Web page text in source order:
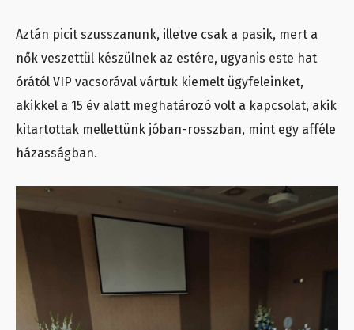
Aztán picit szusszanunk, illetve csak a pasik, mert a
nők veszettül készülnek az estére, ugyanis este hat
órától VIP vacsorával vártuk kiemelt ügyfeleinket,
akikkel a 15 év alatt meghatározó volt a kapcsolat, akik
kitartottak mellettünk jóban-rosszban, mint egy afféle
házasságban.